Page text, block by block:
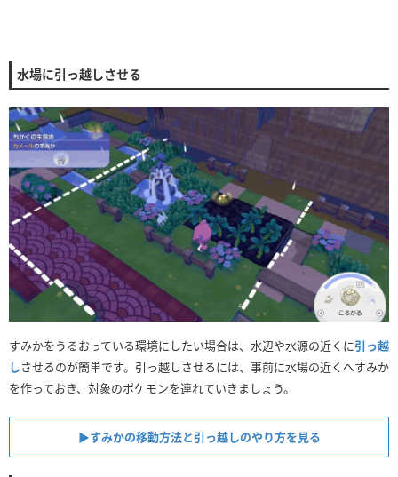
水場に引っ越しさせる
すみかをうるおっている環境にしたい場合は、水辺や水源の近くに引っ越
しさせるのが簡単です。引っ越しさせるには、事前に水場の近くへすみか
を作っておき、対象のポケモンを連れていきましょう。
▶︎すみかの移動方法と引っ越しのやり方を見る